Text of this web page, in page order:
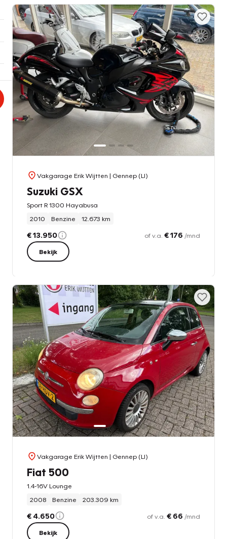
Vakgarage Erik Wijtten | Gennep (LI)
Suzuki GSX
Sport R 1300 Hayabusa
2010
Benzine 12.673 km
€ 13.950 of v.a. € 176 /mnd
Bekijk
Vakgarage Erik Wijtten | Gennep (LI)
Fiat 500
1.4-16V Lounge
2008
Benzine 203.309 km
€ 4.650 of v.a. € 66 /mnd
Bekijk